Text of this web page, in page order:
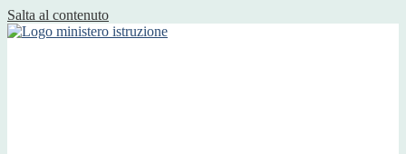
Salta al contenuto